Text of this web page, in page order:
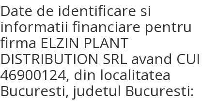
Date de identificare si
informatii financiare pentru
firma ELZIN PLANT
DISTRIBUTION SRL avand CUI
46900124, din localitatea
Bucuresti, judetul Bucuresti: